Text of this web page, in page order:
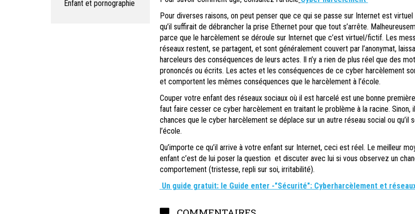
Enfant et pornographie
Pour diverses raisons, on peut penser que ce qui se passe sur Internet est
qu’il suffirait de débrancher la prise Ethernet pour que tout s’arrête.
parce que le harcèlement se déroule sur Internet que c’est virtuel/fictif. Les
réseaux restent, se partagent, et sont généralement couvert par l’anonymat,
harceleurs des conséquences de leurs actes. Il n’y a rien de plus réel que des
prononcés ou écrits. Les actes et les conséquences de ce cyber harcèlement
et comportent les mêmes conséquences que le harcèlement à l’école.
Couper votre enfant des réseaux sociaux où il est harcelé est une bonne
faut faire cesser ce cyber harcèlement en traitant le problème à la racine. Sinon,
chances que le cyber harcèlement se déplace sur un autre réseau social ou qu’il
l’école.
Qu’importe ce qu’il arrive à votre enfant sur Internet, ceci est réel. Le meilleur
enfant c’est de lui poser la question et discuter avec lui si vous observez un
comportement (tristesse, repli sur soi, irritabilité).
Un guide gratuit: le Guide enter -"Sécurité": Cyberharcèlement et